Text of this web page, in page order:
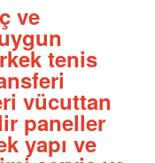
ve
tenis
vücuttan
paneller
yapı ve